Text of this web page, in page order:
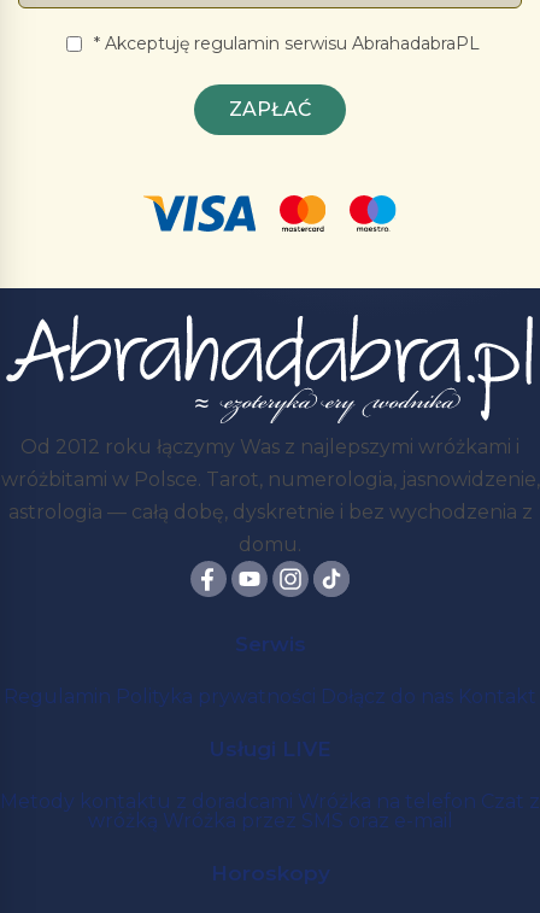
Akceptuję regulamin serwisu AbrahadabraPL
ZAPŁAĆ
Od 2012 roku łączymy Was z najlepszymi wróżkami i
wróżbitami w Polsce. Tarot, numerologia, jasnowidzenie,
astrologia — całą dobę, dyskretnie i bez wychodzenia z
domu.
Serwis
Regulamin Polityka prywatności Dołącz do nas Kontakt
Usługi LIVE
Metody kontaktu z doradcami Wróżka na telefon Czat z
wróżką Wróżka przez SMS oraz e-mail
Horoskopy